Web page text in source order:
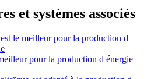
et systèmes associés
le meilleur pour la production d
pour la production d énergie